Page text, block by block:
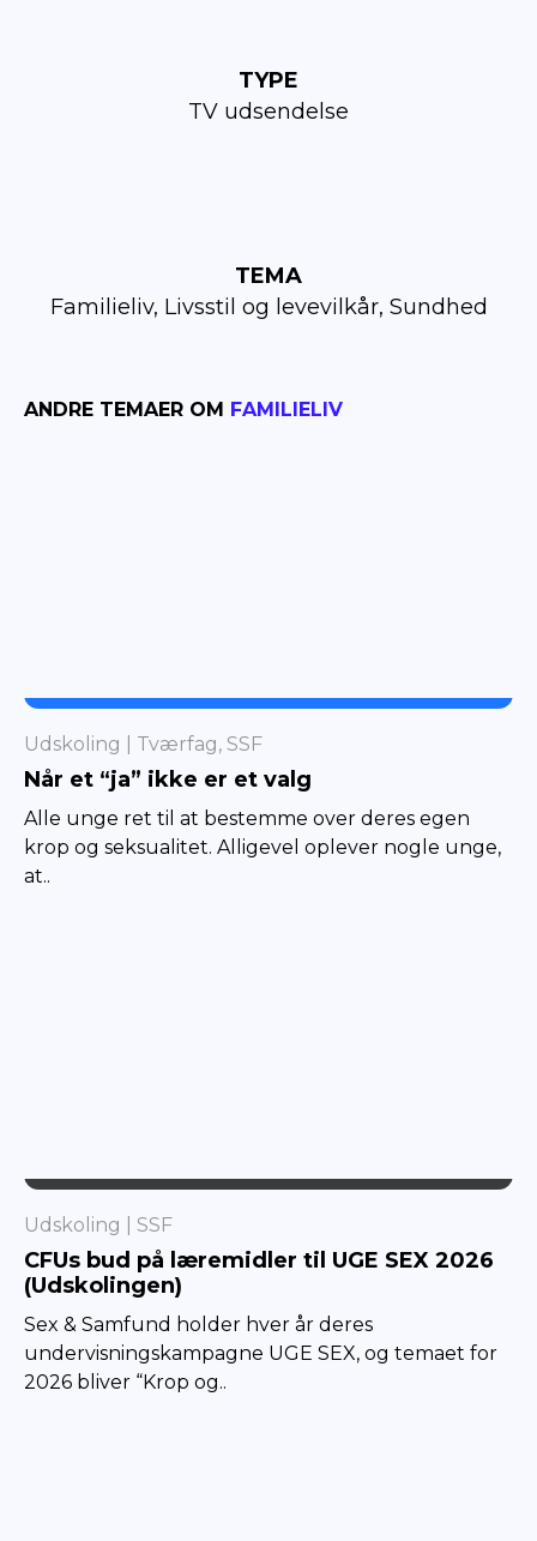
TYPE
TV udsendelse
TEMA
Familieliv, Livsstil og levevilkår, Sundhed
ANDRE TEMAER OM FAMILIELIV
Udskoling Tværfag, SSF
Når et “ja” ikke er et valg
TVÆRFAG
Alle unge ret til at bestemme over deres egen
krop og seksualitet. Alligevel oplever nogle unge,
at..
Udskoling SSF
CFUs bud på læremidler til UGE SEX 2026
(Udskolingen)
SSF
Sex & Samfund holder hver år deres
undervisningskampagne UGE SEX, og temaet for
2026 bliver “Krop og..